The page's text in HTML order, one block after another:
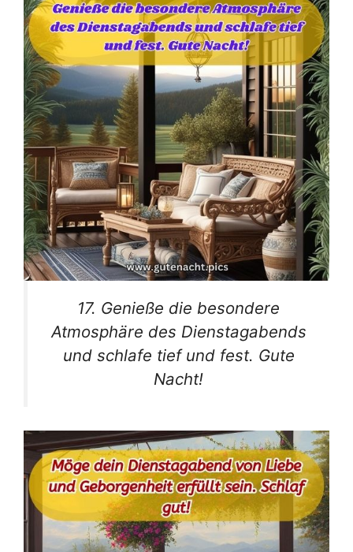
17. Genieße die besondere
Atmosphäre des Dienstagabends
und schlafe tief und fest. Gute
Nacht!